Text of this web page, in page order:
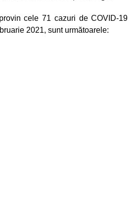
cele 71 cazuri de COVID-19
2021, sunt următoarele: